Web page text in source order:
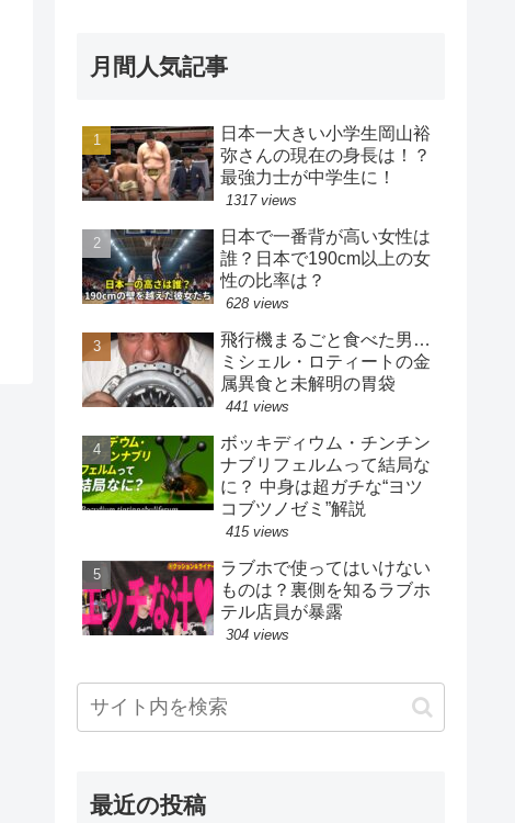
月間人気記事
日本一大きい小学生岡山裕
弥さんの現在の身長は！？
最強力士が中学生に！
1317 views
日本で一番背が高い女性は
誰？日本で190cm以上の女
性の比率は？
628 views
飛行機まるごと食べた男…
ミシェル・ロティートの金
属異食と未解明の胃袋
441 views
ボッキディウム・チンチン
ナブリフェルムって結局な
に？ 中身は超ガチな“ヨツ
コブツノゼミ”解説
415 views
ラブホで使ってはいけない
ものは？裏側を知るラブホ
テル店員が暴露
304 views
最近の投稿